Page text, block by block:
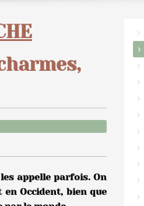
appelle parfois. On
Occident, bien que